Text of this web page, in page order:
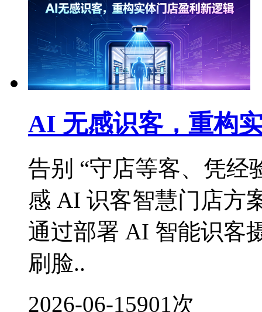
AI 无感识客，重构
告别 “守店等客、凭经
感 AI 识客智慧门店方
通过部署 AI 智能识客
刷脸..
2026-06-15901次